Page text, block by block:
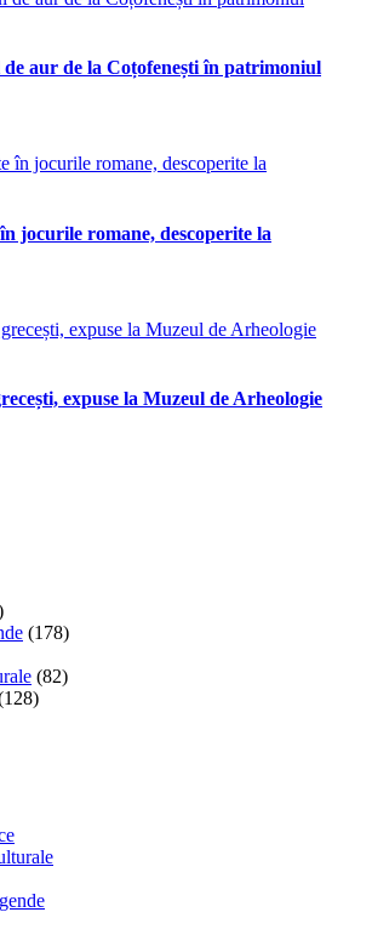
aur de la Coțofenești în patrimoniul
jocurile romane, descoperite la
expuse la Muzeul de Arheologie
(178)
(82)